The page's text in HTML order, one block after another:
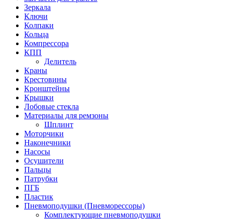
Зеркала
Ключи
Колпаки
Кольца
Компрессора
КПП
Делитель
Краны
Крестовины
Кронштейны
Крышки
Лобовые стекла
Материалы для ремзоны
Шплинт
Моторчики
Наконечники
Насосы
Осушители
Пальцы
Патрубки
ПГБ
Пластик
Пневмоподушки (Пневморессоры)
Комплектующие пневмоподушки